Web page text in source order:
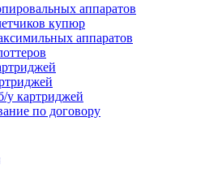
аппаратов
купюр
аппаратов
у картриджей
по договору